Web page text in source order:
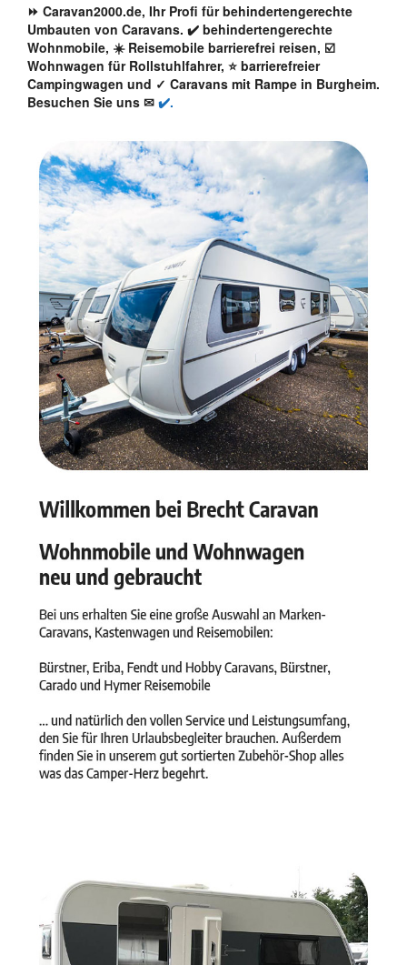
⏩ Caravan2000.de, Ihr Profi für behindertengerechte
Umbauten von Caravans. ✔️ behindertengerechte
Wohnmobile, ☀️ Reisemobile barrierefrei reisen, ☑️
Wohnwagen für Rollstuhlfahrer, ⭐ barrierefreier
Campingwagen und ✓ Caravans mit Rampe in Burgheim.
Besuchen Sie uns ✉ ✔️.